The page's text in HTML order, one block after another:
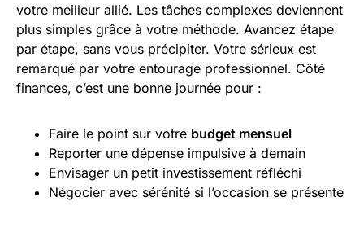
votre meilleur allié. Les tâches complexes deviennent
plus simples grâce à votre méthode. Avancez étape
par étape, sans vous précipiter. Votre sérieux est
remarqué par votre entourage professionnel. Côté
finances, c’est une bonne journée pour :
Faire le point sur votre budget mensuel
Reporter une dépense impulsive à demain
Envisager un petit investissement réfléchi
Négocier avec sérénité si l’occasion se présente